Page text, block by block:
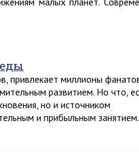
привлекает миллионы
развитием. Но что,
но и источником
и прибыльным